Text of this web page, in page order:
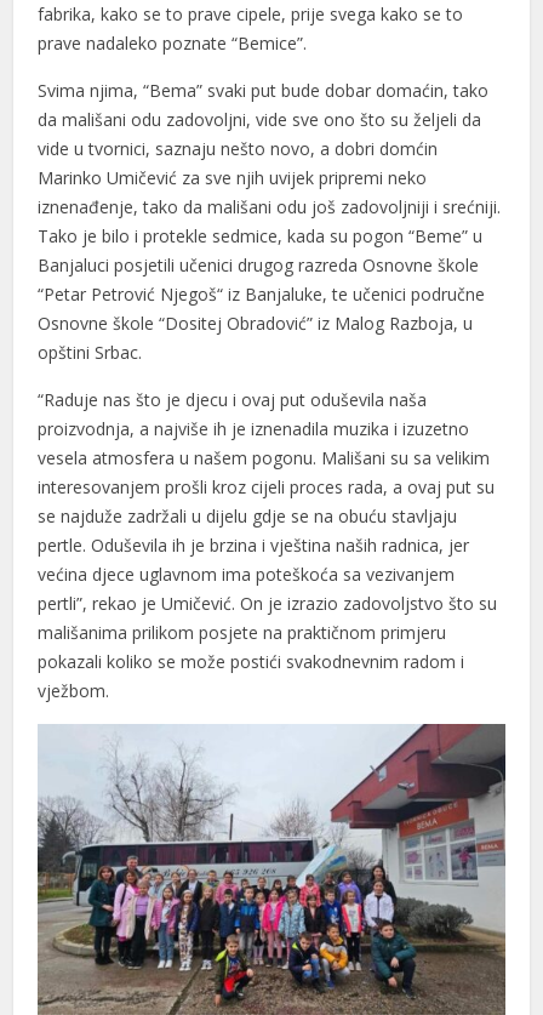
fabrika, kako se to prave cipele, prije svega kako se to
prave nadaleko poznate “Bemice”.
Svima njima, “Bema” svaki put bude dobar domaćin, tako
da mališani odu zadovoljni, vide sve ono što su željeli da
vide u tvornici, saznaju nešto novo, a dobri domćin
Marinko Umičević za sve njih uvijek pripremi neko
iznenađenje, tako da mališani odu još zadovoljniji i srećniji.
Tako je bilo i protekle sedmice, kada su pogon “Beme” u
Banjaluci posjetili učenici drugog razreda Osnovne škole
“Petar Petrović Njegoš“ iz Banjaluke, te učenici područne
Osnovne škole “Dositej Obradović” iz Malog Razboja, u
opštini Srbac.
“Raduje nas što je djecu i ovaj put oduševila naša
proizvodnja, a najviše ih je iznenadila muzika i izuzetno
vesela atmosfera u našem pogonu. Mališani su sa velikim
interesovanjem prošli kroz cijeli proces rada, a ovaj put su
se najduže zadržali u dijelu gdje se na obuću stavljaju
pertle. Oduševila ih je brzina i vještina naših radnica, jer
većina djece uglavnom ima poteškoća sa vezivanjem
pertli”, rekao je Umičević. On je izrazio zadovoljstvo što su
mališanima prilikom posjete na praktičnom primjeru
pokazali koliko se može postići svakodnevnim radom i
vježbom.